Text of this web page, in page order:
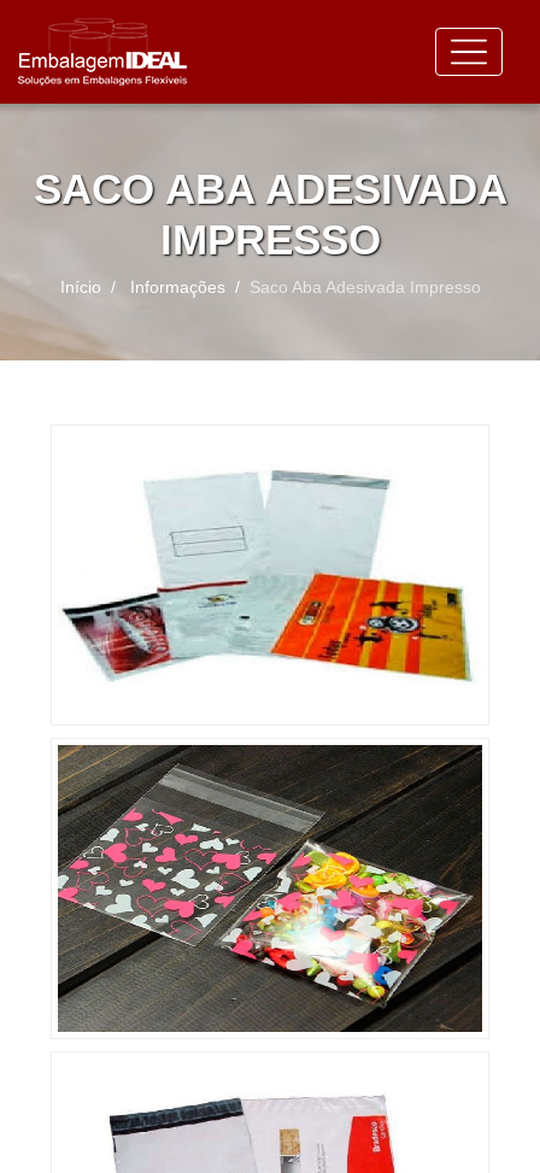
SACO ABA ADESIVADA
IMPRESSO
Início Informações Saco Aba Adesivada Impresso